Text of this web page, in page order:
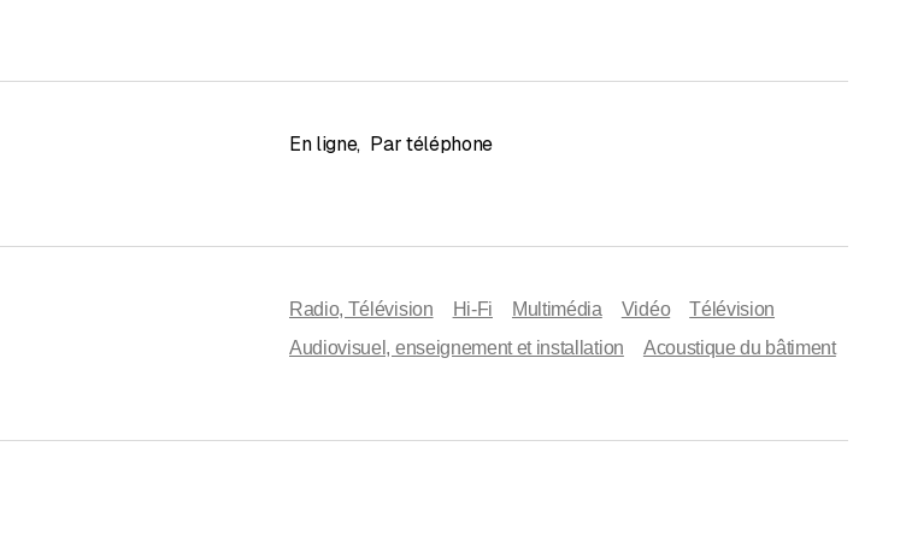
En ligne, Par téléphone
Radio, Télévision Hi-Fi Multimédia Vidéo
Télévision
Audiovisuel, enseignement et installation
Acoustique du bâtiment